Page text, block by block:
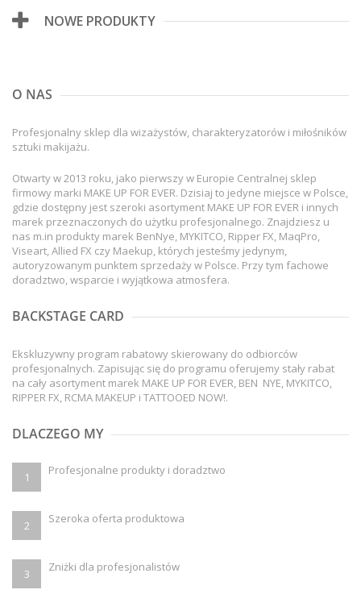
NOWE PRODUKTY
O NAS
Profesjonalny sklep dla wizażystów, charakteryzatorów i miłośników
sztuki makijażu.
Otwarty w 2013 roku, jako pierwszy w Europie Centralnej sklep
firmowy marki MAKE UP FOR EVER. Dzisiaj to jedyne miejsce w Polsce,
gdzie dostępny jest szeroki asortyment MAKE UP FOR EVER i innych
marek przeznaczonych do użytku profesjonalnego. Znajdziesz u
nas m.in produkty marek BenNye, MYKITCO, Ripper FX, MaqPro,
Viseart, Allied FX czy Maekup, których jesteśmy jedynym,
autoryzowanym punktem sprzedaży w Polsce. Przy tym fachowe
doradztwo, wsparcie i wyjątkowa atmosfera.
BACKSTAGE CARD
Ekskluzywny program rabatowy skierowany do odbiorców
profesjonalnych. Zapisując się do programu oferujemy stały rabat
na cały asortyment marek MAKE UP FOR EVER, BEN NYE, MYKITCO,
RIPPER FX, RCMA MAKEUP i TATTOOED NOW!.
DLACZEGO MY
1 Profesjonalne produkty i doradztwo
2 Szeroka oferta produktowa
3 Zniżki dla profesjonalistów